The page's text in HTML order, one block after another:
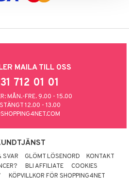
MAILA TILL OSS
712 01 01
MÅN.-FRE. 9.00 - 15.00
12.00 - 13.00
SVAR GLÖMT LÖSENORD
KONTAKT
BLI AFFILIATE
COOKIES
KÖPVILLKOR FÖR SHOPPING4NET